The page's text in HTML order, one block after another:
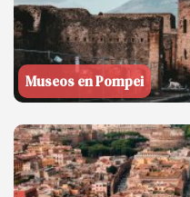
Museos en Pompei